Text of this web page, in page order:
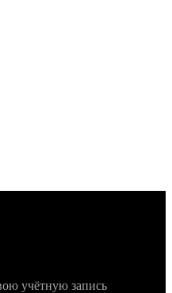
учётную запись